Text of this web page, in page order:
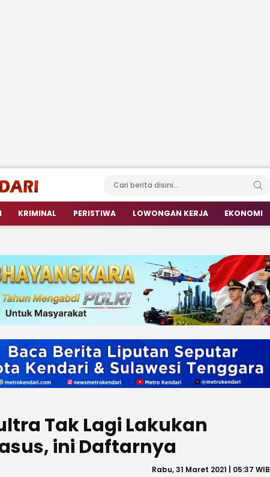
KRIMINAL PERISTIWA LOWONGAN KERJA EKONOMI
Tak Lagi Lakukan
ini Daftarnya
Rabu, 31 Maret 2021 | 05:37 WIB